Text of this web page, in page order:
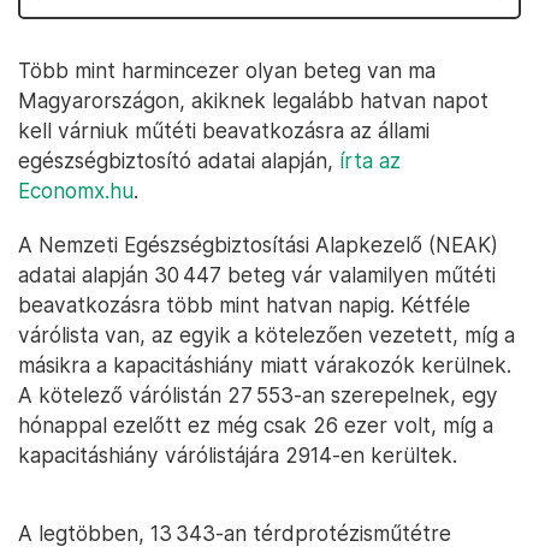
Több mint harmincezer olyan beteg van ma
Magyarországon, akiknek legalább hatvan napot
kell várniuk műtéti beavatkozásra az állami
egészségbiztosító adatai alapján, írta az
Economx.hu.
A Nemzeti Egészségbiztosítási Alapkezelő (NEAK)
adatai alapján 30 447 beteg vár valamilyen műtéti
beavatkozásra több mint hatvan napig. Kétféle
várólista van, az egyik a kötelezően vezetett, míg a
másikra a kapacitáshiány miatt várakozók kerülnek.
A kötelező várólistán 27 553-an szerepelnek, egy
hónappal ezelőtt ez még csak 26 ezer volt, míg a
kapacitáshiány várólistájára 2914-en kerültek.
A legtöbben, 13 343-an térdprotézisműtétre